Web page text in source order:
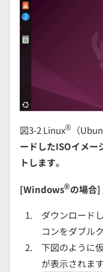
図3-2 Linux® （
ードしたISOイメー
トします。
[Windows®の場合]
ダウンロード
コンをダブル
下図のように
が表⽰されます